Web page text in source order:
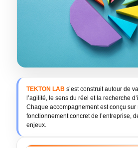
TEKTON LAB s’est construit autour de
l’agilité, le sens du réel et la recherche
Chaque accompagnement est conçu sur
fonctionnement concret de l’entreprise,
enjeux.